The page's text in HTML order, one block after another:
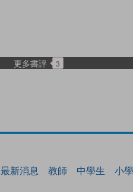
更多書評 3
最新消息 教師 中學生 小